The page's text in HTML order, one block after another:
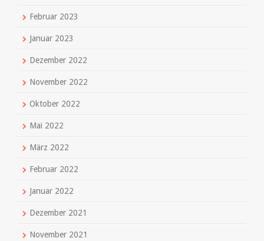
Februar 2023
Januar 2023
Dezember 2022
November 2022
Oktober 2022
Mai 2022
März 2022
Februar 2022
Januar 2022
Dezember 2021
November 2021